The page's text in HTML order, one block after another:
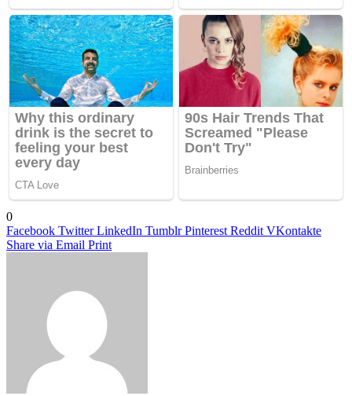
0
Facebook Twitter LinkedIn Tumblr Pinterest Reddit VKontakte
Share via Email Print